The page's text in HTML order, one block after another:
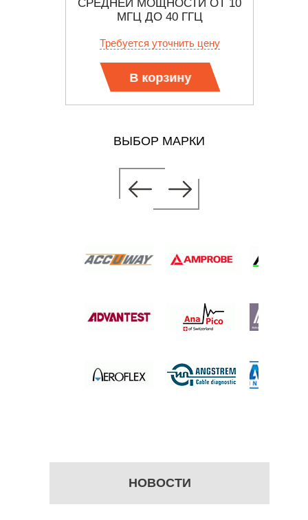
НОВОСТИ
СРЕДНЕЙ МОЩНОСТИ ОТ 10
МГЦ ДО 40 ГГЦ
Требуется уточнить цену
В корзину
ВЫБОР МАРКИ